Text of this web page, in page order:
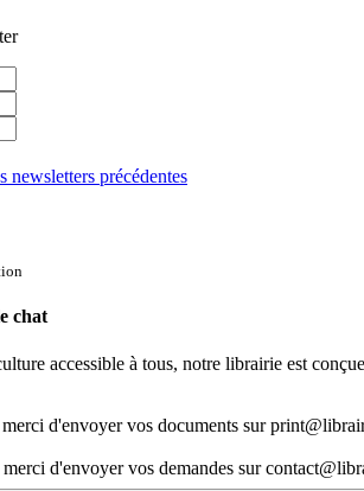
newsletters précédentes
chat
accessible à tous, notre librairie est
d'envoyer vos documents sur
d'envoyer vos demandes sur